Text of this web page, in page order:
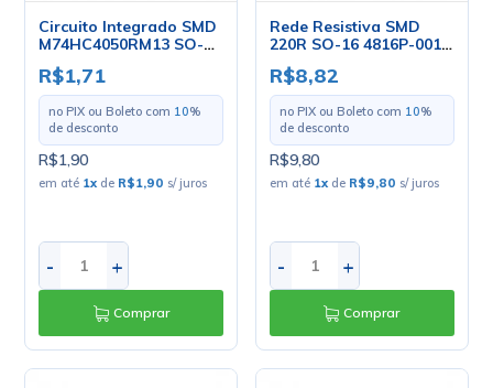
Circuito Integrado SMD
M74HC4050RM13 SO-16
- ST
R$1,71
no PIX ou Boleto com 10%
de desconto
R$1,90
em até 1x de R$1,90 s/ juros
- +
Comprar
Rede Resistiva SMD
220R SO-16 4816P-001-
220
R$8,82
no PIX ou Boleto com 10%
de desconto
R$9,80
em até 1x de R$9,80 s/ juros
- +
Comprar